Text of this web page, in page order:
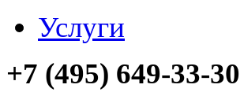
Услуги
+7 (495) 649-33-30